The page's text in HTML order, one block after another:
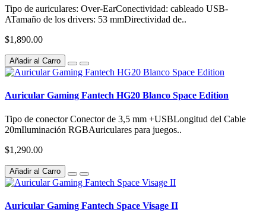
Tipo de auriculares: Over-EarConectividad: cableado USB-
ATamaño de los drivers: 53 mmDirectividad de..
$1,890.00
Añadir al Carro
Auricular Gaming Fantech HG20 Blanco Space Edition
Tipo de conector Conector de 3,5 mm +USBLongitud del Cable
20mIluminación RGBAuriculares para juegos..
$1,290.00
Añadir al Carro
Auricular Gaming Fantech Space Visage II